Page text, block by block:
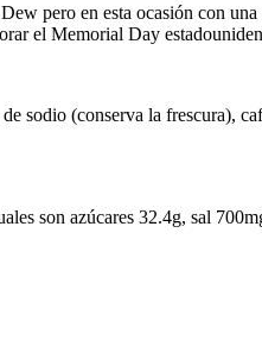
pero en esta ocasión con
el Memorial Day
sodio (conserva la frescura),
son azúcares 32.4g, sal